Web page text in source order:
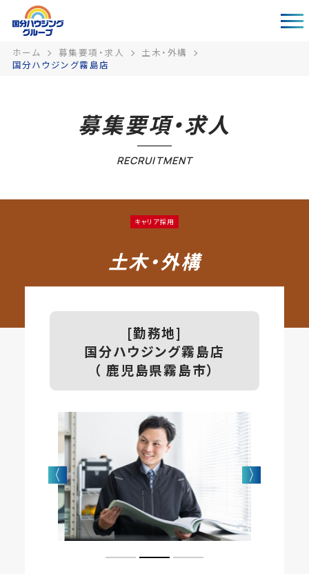
ホーム 募集要項・求人
土木・外構
国分ハウジング霧島店
募集要項・求人
RECRUITMENT
キャリア採用
土木・外構
[勤務地]
国分ハウジング霧島店
（ 鹿児島県霧島市）